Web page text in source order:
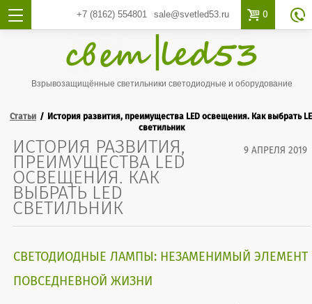
+7 (8162)554801 sale@svetled53.ru  0 
Взрывозащищённые светильники светодиодные и оборудование
Статьи
История развития, преимущества LED освещения. Как выбрать
светильник
9 АПРЕЛЯ 2019
ИСТОРИЯ РАЗВИТИЯ,
ПРЕИМУЩЕСТВА LED
ОСВЕЩЕНИЯ. КАК
ВЫБРАТЬ LED
СВЕТИЛЬНИК
СВЕТОДИОДНЫЕ ЛАМПЫ: НЕЗАМЕНИМЫЙ ЭЛЕМЕНТ
ПОВСЕДНЕВНОЙ ЖИЗНИ